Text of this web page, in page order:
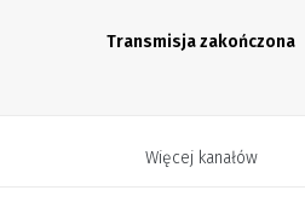
Transmisja zakończona
Więcej kanałów